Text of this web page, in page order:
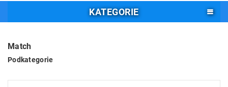
KATEGORIE
Match
Podkategorie